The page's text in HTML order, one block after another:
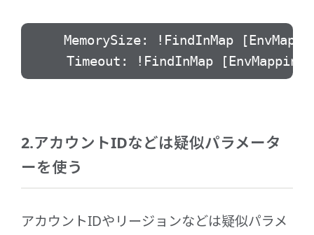
MemorySize: !FindInMap
Timeout: !FindInMap [EnvMapping,
2.アカウントIDなどは疑似パラメータ
ーを使う
アカウントIDやリージョンなどは疑似パラメ